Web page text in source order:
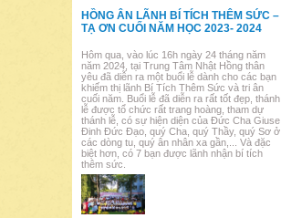
HỒNG ÂN LÃNH BÍ TÍCH THÊM SỨC –
TẠ ƠN CUỐI NĂM HỌC 2023- 2024
Hôm qua, vào lúc 16h ngày 24 tháng năm
năm 2024, tại Trung Tâm Nhật Hồng thân
yêu đã diễn ra một buổi lễ dành cho các bạn
khiếm thị lãnh Bí Tích Thêm Sức và tri ân
cuối năm. Buổi lễ đã diễn ra rất tốt đẹp, thánh
lễ được tổ chức rất trang hoàng, tham dự
thánh lễ, có sự hiện diện của Đức Cha Giuse.
Đinh Đức Đạo, quý Cha, quý Thầy, quý Sơ ở
các dòng tu, quý ân nhân xa gần,... Và đặc
biệt hơn, có 7 bạn được lãnh nhận bí tích
thêm sức.